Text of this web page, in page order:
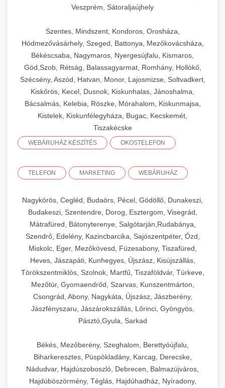
Veszprém, Sátoraljaújhely
Szentes, Mindszent, Kondoros, Orosháza,
Hódmezővásárhely, Szeged, Battonya, Mezőkovácsháza,
Békéscsaba, Nagymaros, Nyergesújfalu, Kismaros,
Göd,Szob, Rétság, Balassagyarmat, Romhány, Hollókő,
Szécsény, Aszód, Hatvan, Monor, Lajosmizse, Soltvadkert,
Kiskőrös, Kecel, Dusnok, Kiskunhalas, Jánoshalma,
Bácsalmás, Kelebia, Röszke, Mórahalom, Kiskunmajsa,
Kistelek, Kiskunfélegyháza, Bugac, Kecskemét,
Tiszakécske
WEBÁRUHÁZ KÉSZÍTÉS OKOSTELEFON
TELEFON MARKETING WEBÁRUHÁZ
Nagykörös, Cegléd, Budaörs, Pécel, Gödöllő, Dunakeszi,
Budakeszi, Szentendre, Dorog, Esztergom, Visegrád,
Mátrafüred, Bátonyterenye, Salgótarján,Rudabánya,
Szendrő, Edelény, Kazincbarcika, Sajószentpéter, Ózd,
Miskolc, Eger, Mezőkövesd, Füzesabony, Tiszafüred,
Heves, Jászapáti, Kunhegyes, Újszász, Kisújszállás,
Törökszentmiklós, Szolnok, Martfű, Tiszaföldvár, Túrkeve,
Mezőtúr, Gyomaendrőd, Szarvas, Kunszentmárton,
Csongrád, Abony, Nagykáta, Újszász, Jászberény,
Jászfényszaru, Jászárokszállás, Lőrinci, Gyöngyös,
Pásztó,Gyula, Sarkad
Békés, Mezőberény, Szeghalom, Berettyóújfalu,
Biharkeresztes, Püspökladány, Karcag, Derecske,
Nádudvar, Hajdúszoboszló, Debrecen, Balmazújváros,
Hajdúböszörmény, Téglás, Hajdúhadház, Nyíradony,